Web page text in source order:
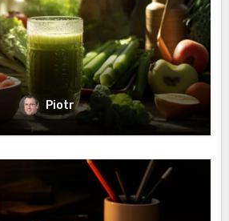
Piotr